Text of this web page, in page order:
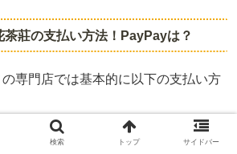
茶莊の支払い方法！PayPayは？
専門店では基本的に以下の支払い方
検索 トップ サイドバー